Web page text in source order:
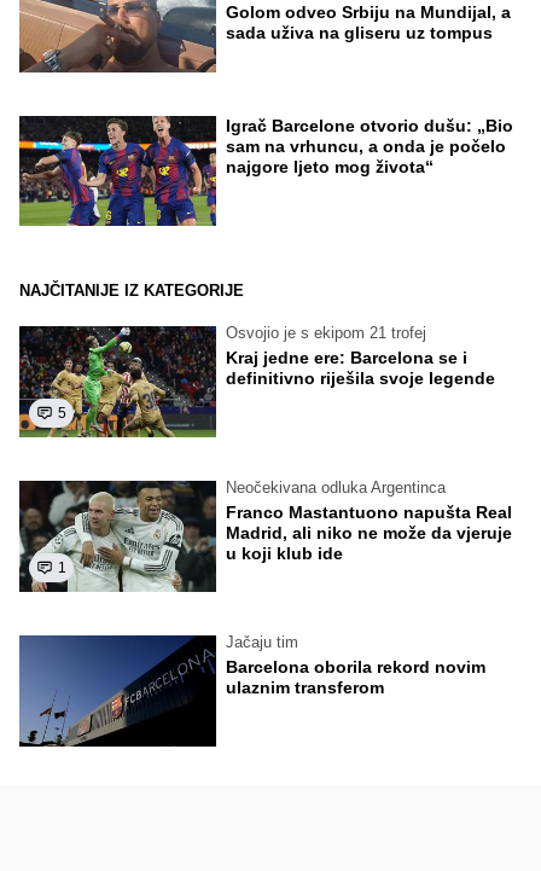
Golom odveo Srbiju na Mundijal, a
sada uživa na gliseru uz tompus
Igrač Barcelone otvorio dušu: „Bio
sam na vrhuncu, a onda je počelo
najgore ljeto mog života“
NAJČITANIJE IZ KATEGORIJE
5
Osvojio je s ekipom 21 trofej
Kraj jedne ere: Barcelona se i
definitivno riješila svoje legende
1
Neočekivana odluka Argentinca
Franco Mastantuono napušta Real
Madrid, ali niko ne može da vjeruje
u koji klub ide
Jačaju tim
Barcelona oborila rekord novim
ulaznim transferom